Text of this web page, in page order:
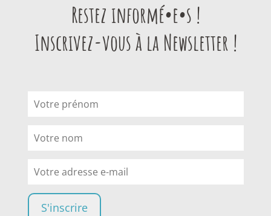
Restez informé•e•s !
Inscrivez-vous à la Newsletter !